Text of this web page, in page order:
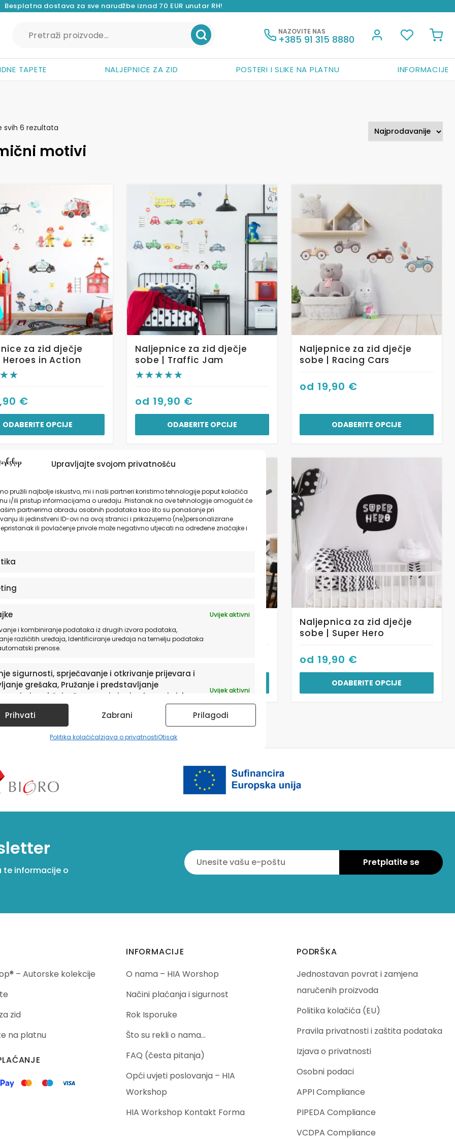
Upravljajte svojom privatnošću
pružili najbolje iskustvo, mi i naši partneri koristimo tehnologije poput kolačića
i/ili pristup informacijama o uređaju. Pristanak na ove tehnologije omogućit će
partnerima obradu osobnih podataka kao što su ponašanje pri
ili jedinstveni ID-ovi na ovoj stranici i prikazujemo (ne)personalizirane
ili povlačenje privole može negativno utjecati na određene značajke i
Uvijek aktivni
i kombiniranje podataka iz drugih izvora podataka,
različitih uređaja, Identificiranje uređaja na temelju podataka
prenose.
sigurnosti, sprječavanje i otkrivanje prijevara i
grešaka, Pružanje i predstavljanje
i sadržaja, Spremanje i priopćavanje izbora
privatnosti.
Uvijek aktivni
Prihvati Zabrani Prilagodi
Politika kolačićaIzjava o privatnostiOtisak
Besplatna dostava za sve narudžbe iznad 70 EUR unutar RH!
TAPETE NALJEPNICE ZA ZID POSTERI I SLIKE NA PLATNU INFORMACIJE
NAZOVITE NAS
+385 91 315 8880
svih 6 rezultata
popularnosti
motivi
za zid dječje
in Action
€
ODABERITE OPCIJE
Naljepnice za zid dječje
sobe | Traffic Jam
od 19,90 €
ODABERITE OPCIJE
Ovaj
proizvod
ima
više
varijanti.
Opcije
mogu
odabrati
na
stranici
proizvoda
Naljepnice za zid dječje
sobe | Racing Cars
od 19,90 €
ODABERITE OPCIJE
Ovaj
proizvod
ima
više
varijanti.
Opcije
se
odabrati
na
stranici
proizvoda
za zid dječje
Football Doodle
ODABERITE OPCIJE
Naljepnice za zid dječje
sobe | Basketball Galaxy
ima
više
varijanti.
Opcije
Naljepnica za zid dječje
sobe | Super Hero
od 19,90 €
ODABERITE OPCIJE
Ovaj
proizvod
ima
više
varijanti.
mogu
odabrati
stranici
proizvoda
te informacije o
– Autorske kolekcije
zid
na platnu
INFORMACIJE
O nama – HIA Worshop
Načini plaćanja i sigurnost
Rok Isporuke
Što su rekli o nama…
FAQ (česta pitanja)
Opći uvjeti poslovanja – HIA
Workshop
HIA Workshop Kontakt Forma
PODRŠKA
Jednostavan povrat i zamjena
naručenih proizvoda
Politika kolačića (EU)
Pravila privatnosti i zaštita podataka
Izjava o privatnosti
Osobni podaci
APPI Compliance
PIPEDA Compliance
VCDPA Compliance